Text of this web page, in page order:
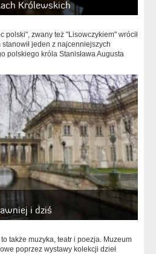
Królewskich
polski", zwany też "Lisowczykiem" wrócił
jeden z najcenniejszych
polskiego króla Stanisława Augusta
i dziś
także muzyka, teatr i poezja. Muzeum
poprzez wystawy kolekcji dzieł